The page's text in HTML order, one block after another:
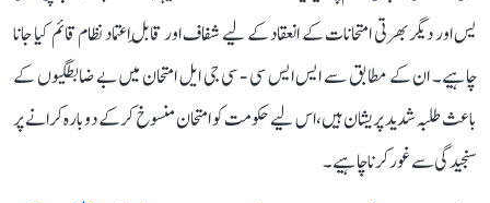
یس اور دیگر بھرتی امتحانات کے انعقاد کے لیے شفاف اور قابلِ اعتماد نظام قائم کیا جانا
چاہیے۔ ان کے مطابق سے ایس ایس سی - سی جی ایل امتحان میں بے ضابطگیوں کے
باعث طلبہ شدید پریشان ہیں، اس لیے حکومت کو امتحان منسوخ کرکے دوبارہ کرانے پر
سنجیدگی سے غور کرنا چاہیے۔